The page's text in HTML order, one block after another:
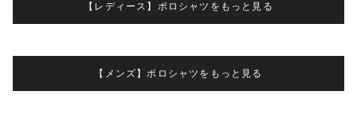
【レディース】ポロシャツをもっと見る
【メンズ】ポロシャツをもっと見る